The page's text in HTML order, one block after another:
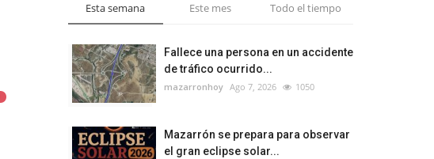
Esta semana Este mes Todo el tiempo
Fallece una persona en un accidente
de tráfico ocurrido...
mazarronhoy Ago 7, 2026 1050
Mazarrón se prepara para observar
el gran eclipse solar...